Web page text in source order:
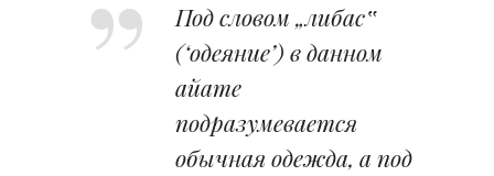
Под словом „либас‟
(‘одеяние’) в данном
айате
подразумевается
обычная одежда, а под